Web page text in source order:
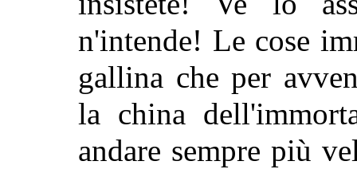
n'intende! Le cose
gallina che per
la china
andare sempre più